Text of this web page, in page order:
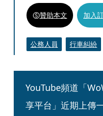
贊助本文 加入
公務人員 行車糾紛
YouTube頻道「
享平台」近期上傳